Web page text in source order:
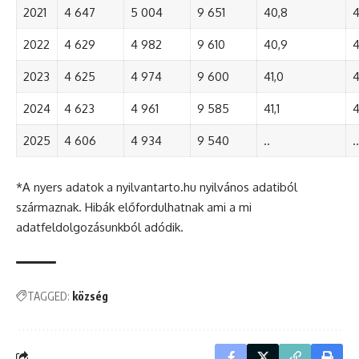
2021 4 647 5 004 9 651 40,8
2022 4 629 4 982 9 610 40,9
2023 4 625 4 974 9 600 41,0
2024 4 623 4 961 9 585 41,1
2025 4 606 4 934 9 540 .. ..
*A nyers adatok a nyilvantarto.hu nyilvános adatiból
származnak. Hibák előfordulhatnak ami a mi
adatfeldolgozásunkból adódik.
TAGGED: község